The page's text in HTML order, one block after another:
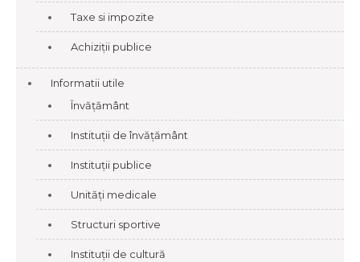
Taxe si impozite
Achiziții publice
Informatii utile
Învățământ
Instituții de învățământ
Instituții publice
Unități medicale
Structuri sportive
Instituții de cultură